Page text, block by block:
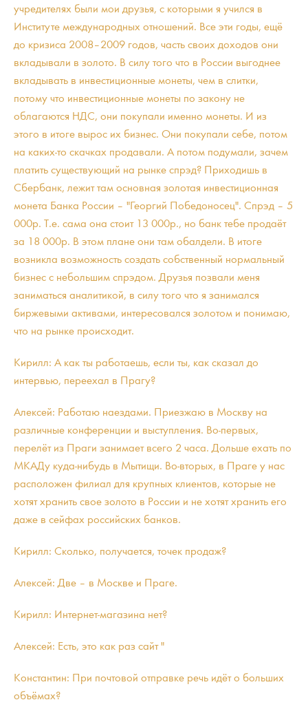
учредителях были мои друзья, с которыми я учился в
Институте международных отношений. Все эти годы, ещё
до кризиса 2008–2009 годов, часть своих доходов они
вкладывали в золото. В силу того что в России выгоднее
вкладывать в инвестиционные монеты, чем в слитки,
потому что инвестиционные монеты по закону не
облагаются НДС, они покупали именно монеты. И из
этого в итоге вырос их бизнес. Они покупали себе, потом
на каких-то скачках продавали. А потом подумали, зачем
платить существующий на рынке спрэд? Приходишь в
Сбербанк, лежит там основная золотая инвестиционная
монета Банка России – "Георгий Победоносец". Спрэд – 5
000р. Т.е. сама она стоит 13 000р., но банк тебе продаёт
за 18 000р. В этом плане они там обалдели. В итоге
возникла возможность создать собственный нормальный
бизнес с небольшим спрэдом. Друзья позвали меня
заниматься аналитикой, в силу того что я занимался
биржевыми активами, интересовался золотом и понимаю,
что на рынке происходит.
Кирилл: А как ты работаешь, если ты, как сказал до
интервью, переехал в Прагу?
Алексей: Работаю наездами. Приезжаю в Москву на
различные конференции и выступления. Во-первых,
перелёт из Праги занимает всего 2 часа. Дольше ехать по
МКАДу куда-нибудь в Мытищи. Во-вторых, в Праге у нас
расположен филиал для крупных клиентов, которые не
хотят хранить свое золото в России и не хотят хранить его
даже в сейфах российских банков.
Кирилл: Сколько, получается, точек продаж?
Алексей: Две – в Москве и Праге.
Кирилл: Интернет-магазина нет?
Алексей: Есть, это как раз сайт "
Константин: При почтовой отправке речь идёт о больших
объёмах?